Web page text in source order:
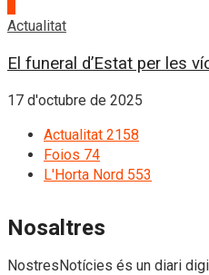
Actualitat
El funeral d’Estat per les
17 d'octubre de 2025
Actualitat 2158
Foios 74
L'Horta Nord 553
Nosaltres
NostresNotícies és un diari